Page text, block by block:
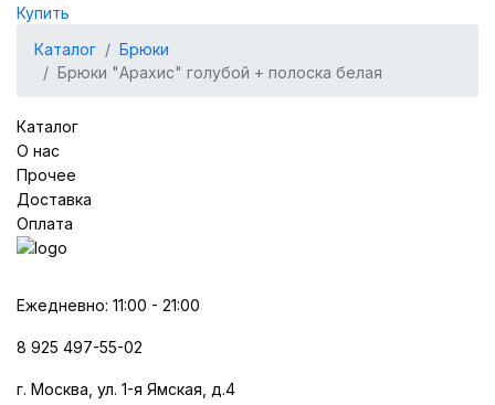
Купить
Каталог
Брюки
Брюки "Арахис" голубой + полоска белая
Каталог
О нас
Прочее
Доставка
Оплата
Ежедневно: 11:00 - 21:00
8 925 497-55-02
г. Москва, ул. 1-я Ямская, д.4